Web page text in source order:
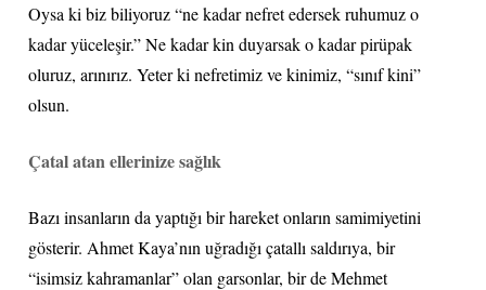
Oysa ki biz biliyoruz “ne kadar nefret edersek ruhumuz o
kadar yüceleşir.” Ne kadar kin duyarsak o kadar pirüpak
oluruz, arınırız. Yeter ki nefretimiz ve kinimiz, “sınıf kini”
olsun.
Çatal atan ellerinize sağlık
Bazı insanların da yaptığı bir hareket onların samimiyetini
gösterir. Ahmet Kaya’nın uğradığı çatallı saldırıya, bir
“isimsiz kahramanlar” olan garsonlar, bir de Mehmet